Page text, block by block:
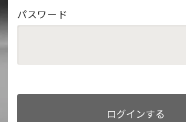
パスワード
ログインする